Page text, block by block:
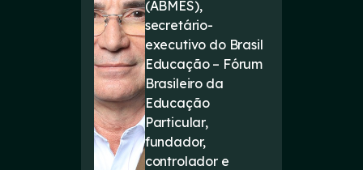
(ABMES),
secretário-
executivo do Brasil
Educação – Fórum
Brasileiro da
Educação
Particular,
fundador,
controlador e